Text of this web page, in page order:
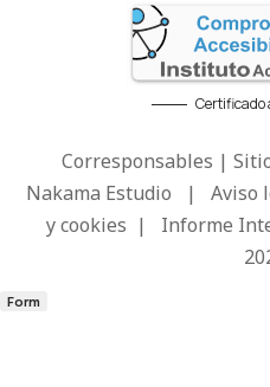
Certificado
Corresponsables |
Nakama Estudio | Aviso
y cookies | Informe
Form